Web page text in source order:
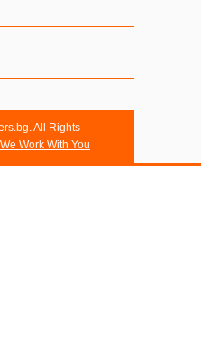
All Rights
We Work With You